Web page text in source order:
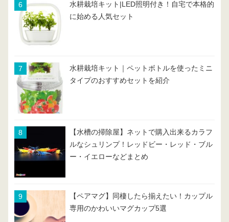
水耕栽培キット|LED照明付き！自宅で本格的
に始める人気セット
水耕栽培キット｜ペットボトルを使ったミニ
タイプのおすすめセットを紹介
【水槽の掃除屋】ネットで購入出来るカラフ
ルなシュリンプ！レッドビー・レッド・ブル
ー・イエローなどまとめ
【ペアマグ】同棲したら揃えたい！カップル
専用のかわいいマグカップ5選